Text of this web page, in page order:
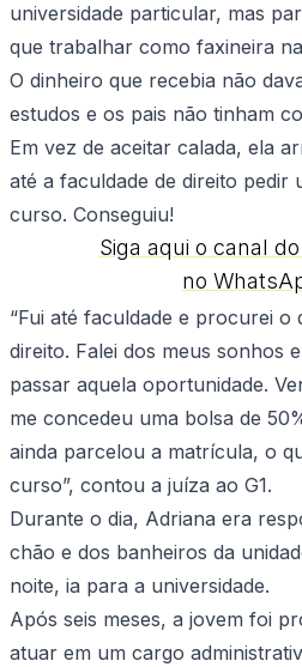
universidade particular, mas
que trabalhar como faxineira
O dinheiro que recebia não
estudos e os pais não tinham
Em vez de aceitar calada, ela
até a faculdade de direito pedir
curso. Conseguiu!
Siga aqui o canal
no
“Fui até faculdade e procurei
direito. Falei dos meus sonhos
passar aquela oportunidade.
me concedeu uma bolsa de
ainda parcelou a matrícula, o
curso”, contou a juíza ao G1.
Durante o dia, Adriana era
chão e dos banheiros da
noite, ia para a universidade.
Após seis meses, a jovem foi
atuar em um cargo